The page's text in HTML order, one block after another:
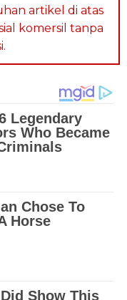
artikel di atas
komersil tanpa